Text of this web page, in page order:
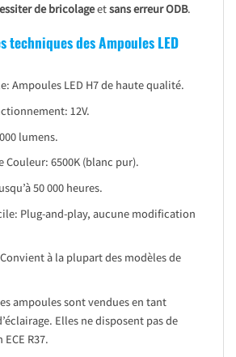
de bricolageetsans erreur ODB.
techniques des Ampoules LED
Ampoules LED H7 de haute qualité.
12V.
lumens.
Couleur: 6500K (blanc pur).
50 000 heures.
Plug-and-play, aucune modification
à la plupart des modèles de
ampoules sont vendues en tant
Elles ne disposent pas de
R37.